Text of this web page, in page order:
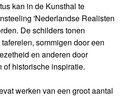
kan in de Kunsthal te
'Nederlandse Realisten
De schilders tonen
sommigen door een
en anderen door
of historische inspiratie.
werken van een groot aantal